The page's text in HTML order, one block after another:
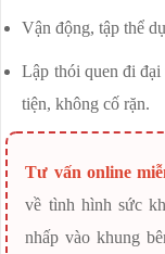
Vận động, tập thể
Lập thói quen đi
tiện, không cố rặn.
Tư vấn online
về tình hình sức
nhấp vào khung